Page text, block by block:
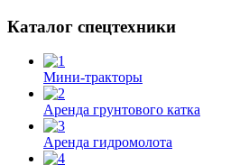
Каталог спецтехники
Мини-тракторы
Аренда грунтового катка
Аренда гидромолота